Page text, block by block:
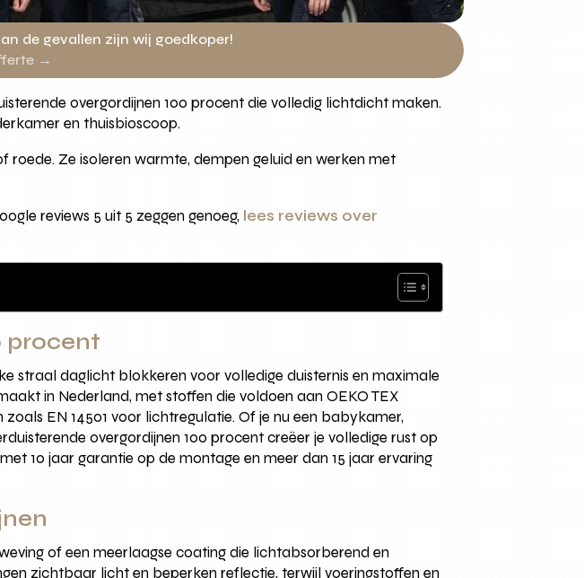
de gevallen zijn wij goedkoper!
→
overgordijnen 100 procent die volledig lichtdicht maken.
en thuisbioscoop.
roede. Ze isoleren warmte, dempen geluid en werken met
reviews 5 uit 5 zeggen genoeg, lees reviews over
procent
straal daglicht blokkeren voor volledige duisternis en maximale
in Nederland, met stoffen die voldoen aan OEKO TEX
EN 14501 voor lichtregulatie. Of je nu een babykamer,
overgordijnen 100 procent creëer je volledige rust op
10 jaar garantie op de montage en meer dan 15 jaar ervaring
of een meerlaagse coating die lichtabsorberend en
zichtbaar licht en beperken reflectie, terwijl voeringstoffen en